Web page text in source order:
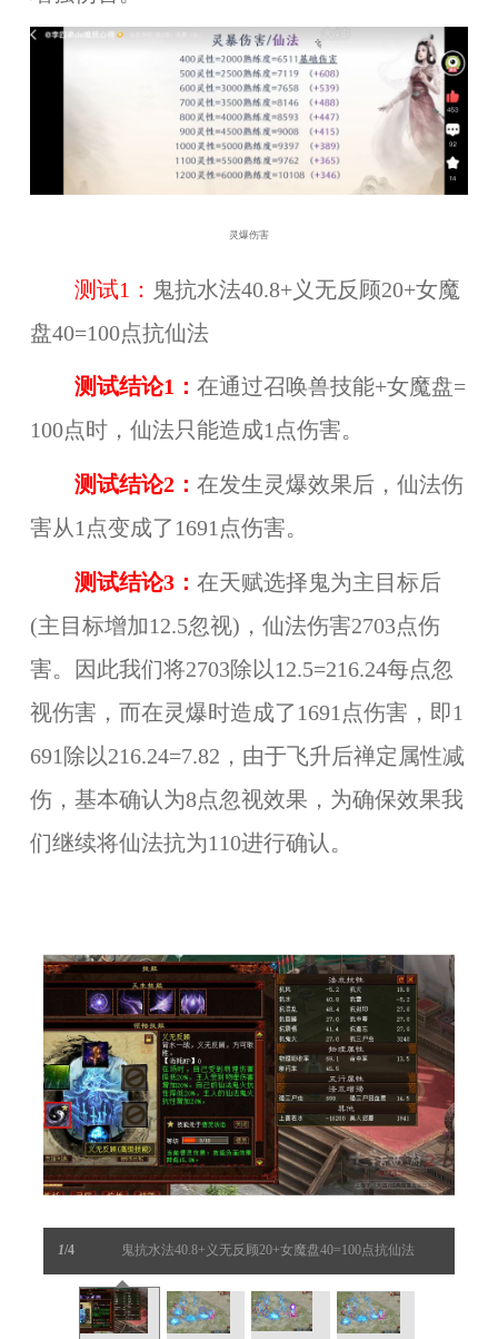
灵爆伤害
测试1： 鬼抗水法40.8+义无反顾20+女魔
盘40=100点抗仙法
测试结论1： 在通过召唤兽技能+女魔盘=
100点时，仙法只能造成1点伤害。
测试结论2： 在发生灵爆效果后，仙法伤
害从1点变成了1691点伤害。
测试结论3： 在天赋选择鬼为主目标后
(主目标增加12.5忽视)，仙法伤害2703点伤
害。因此我们将2703除以12.5=216.24每点忽
视伤害，而在灵爆时造成了1691点伤害，即1
691除以216.24=7.82，由于飞升后禅定属性减
伤，基本确认为8点忽视效果，为确保效果我
们继续将仙法抗为110进行确认。
1/4 鬼抗水法40.8+义无反顾20+女魔盘40=100点抗仙法